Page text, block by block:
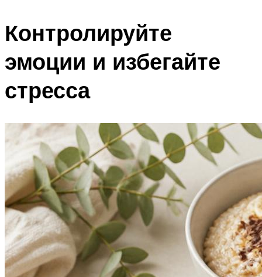
Контролируйте
эмоции и избегайте
стресса